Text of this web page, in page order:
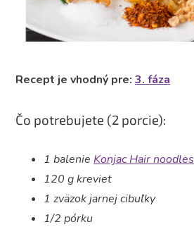
Recept je vhodný pre: 3. fáza
Čo potrebujete (2 porcie):
1 balenie Konjac Hair noodles
120 g kreviet
1 zväzok jarnej cibuľky
1/2 pórku